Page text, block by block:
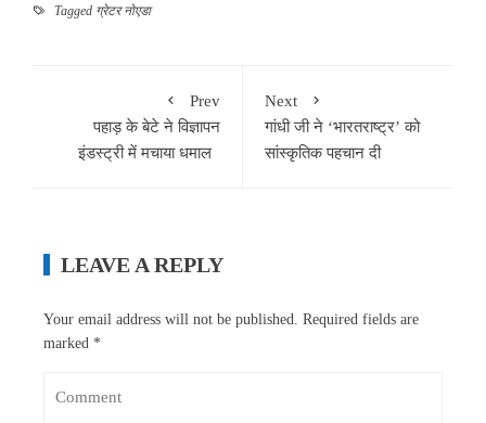
Tagged ग्रेटर नोएडा
Prev
पहाड़ के बेटे ने विज्ञापन
इंडस्ट्री में मचाया धमाल
Next
गांधी जी ने ‘भारतराष्ट्र’ को
सांस्कृतिक पहचान दी
LEAVE A REPLY
Your email address will not be published.
Required fields are
marked *